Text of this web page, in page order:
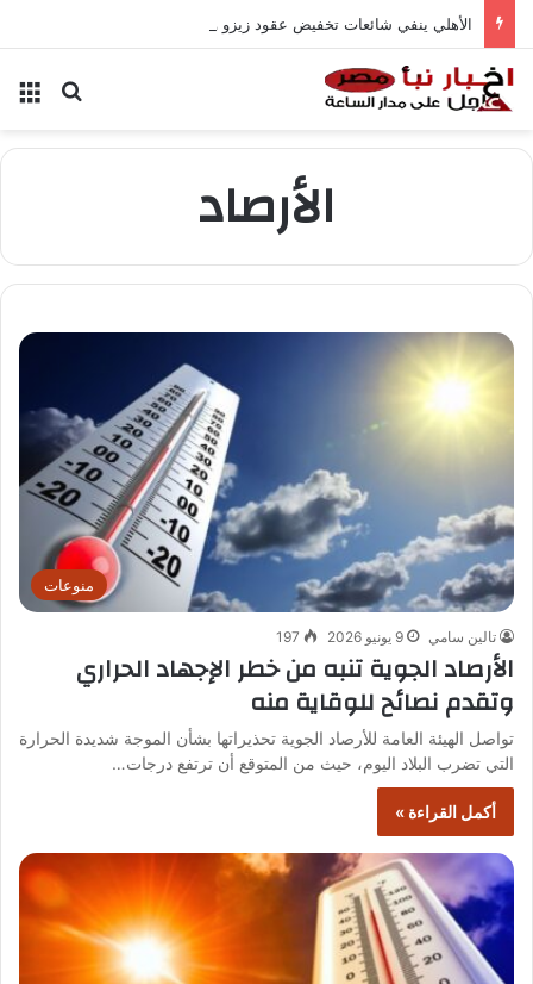
الأهلي ينفي شائعات تخفيض عقود زيزو والشناوي
بحث
الأرصاد
منوعات
تالين سامي 9 يونيو 2026 197
الأرصاد الجوية تنبه من خطر الإجهاد الحراري
وتقدم نصائح للوقاية منه
تواصل الهيئة العامة للأرصاد الجوية تحذيراتها بشأن الموجة شديدة الحرارة
التي تضرب البلاد اليوم، حيث من المتوقع أن ترتفع درجات…
أكمل القراءة »